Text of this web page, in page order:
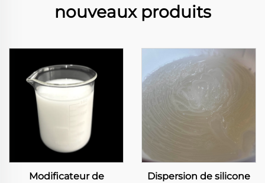
nouveaux produits
Modificateur de
Dispersion de silicone